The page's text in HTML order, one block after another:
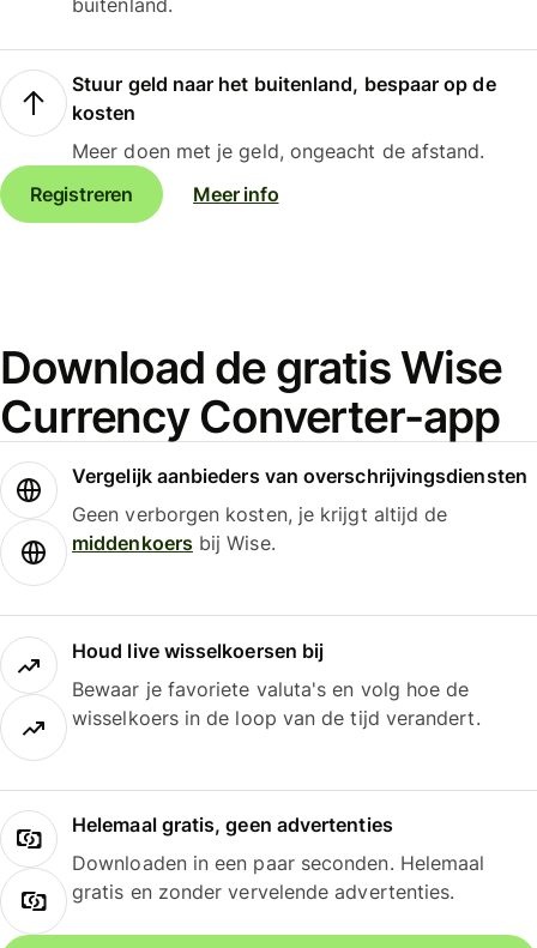
buitenland.
Stuur geld naar het buitenland, bespaar op de
kosten
Meer doen met je geld, ongeacht de afstand.
Registreren
Meer info
Download de gratis Wise
Currency Converter-app
Vergelijk aanbieders van overschrijvingsdiensten
Geen verborgen kosten, je krijgt altijd de
middenkoersbij Wise.
Houd live wisselkoersen bij
Bewaar je favoriete valuta's en volg hoe de
wisselkoers in de loop van de tijd verandert.
Helemaal gratis, geen advertenties
Downloaden in een paar seconden. Helemaal
gratis en zonder vervelende advertenties.